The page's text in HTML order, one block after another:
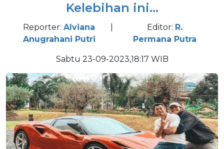
Kelebihan ini...
Reporter: Alviana
Anugrahani Putri
Editor: R.
Permana Putra
Sabtu 23-09-2023,18:17 WIB